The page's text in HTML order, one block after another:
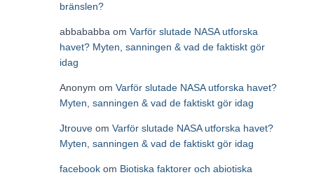
bränslen?
abbababba om Varför slutade NASA utforska
havet? Myten, sanningen & vad de faktiskt gör
idag
Anonym om Varför slutade NASA utforska havet?
Myten, sanningen & vad de faktiskt gör idag
Jtrouve om Varför slutade NASA utforska havet?
Myten, sanningen & vad de faktiskt gör idag
facebook om Biotiska faktorer och abiotiska